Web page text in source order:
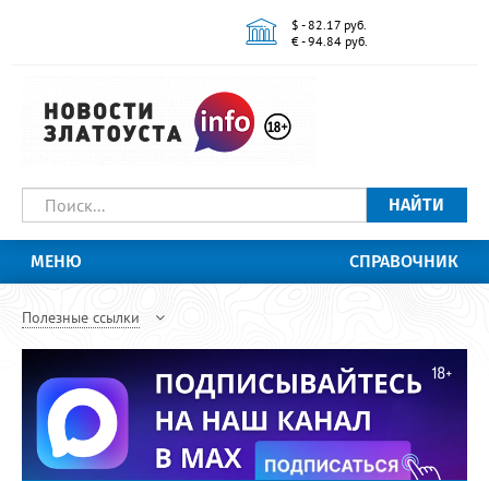
$ - 82.17 руб.
€ - 94.84 руб.
НАЙТИ
МЕНЮ СПРАВОЧНИК
Полезные ссылки